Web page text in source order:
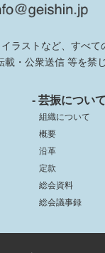
ラストなど、すべて
載・公衆送信 等を禁じ
- 芸振について
組織について
概要
沿革
定款
総会資料
総会議事録